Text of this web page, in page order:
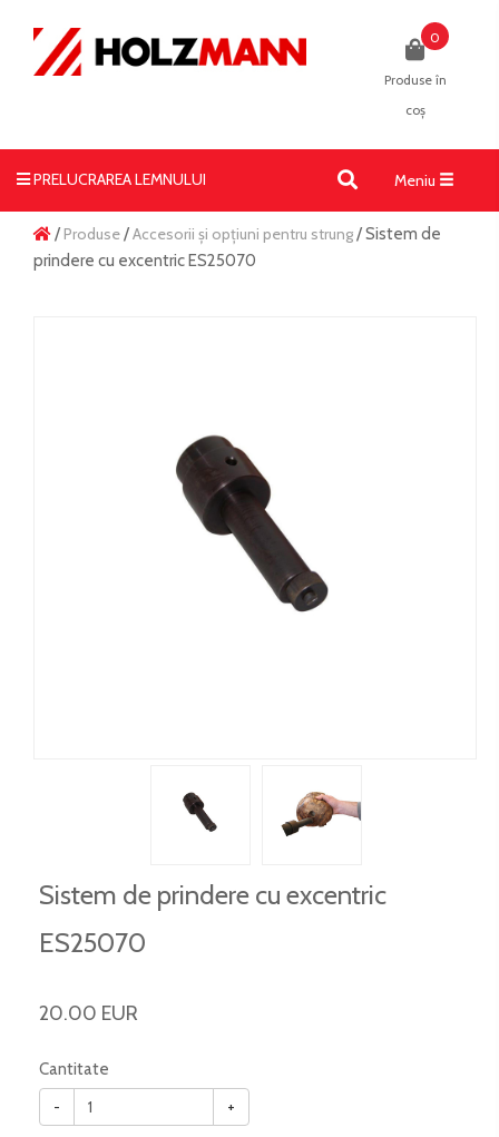
0
Produse în
coș
PRELUCRAREA LEMNULUI Meniu Toggle
/ Produse/Accesorii și opțiuni pentru strung/ Sistem de
prindere cu excentric ES25070
Sistem de prindere cu excentric
ES25070
20.00 EUR
Cantitate
-
+